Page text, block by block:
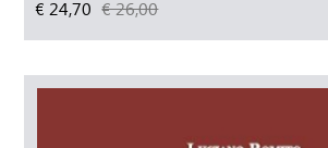
€ 24,70 € 26,00